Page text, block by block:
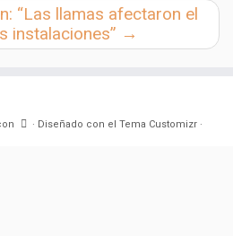
“Las llamas afectaron el
instalaciones” →
· Diseñado con el Tema Customizr ·